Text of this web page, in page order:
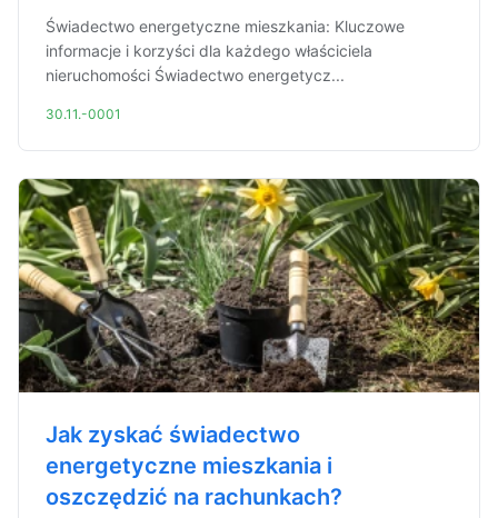
Świadectwo energetyczne mieszkania: Kluczowe
informacje i korzyści dla każdego właściciela
nieruchomości Świadectwo energetycz...
30.11.-0001
Jak zyskać świadectwo
energetyczne mieszkania i
oszczędzić na rachunkach?